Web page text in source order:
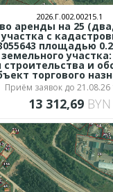
2026.Г.002.00215.1
аренды на 25
с
площадью
строительства и
торгового
Приём заявок до 21.08.26
13 312,69 BYN